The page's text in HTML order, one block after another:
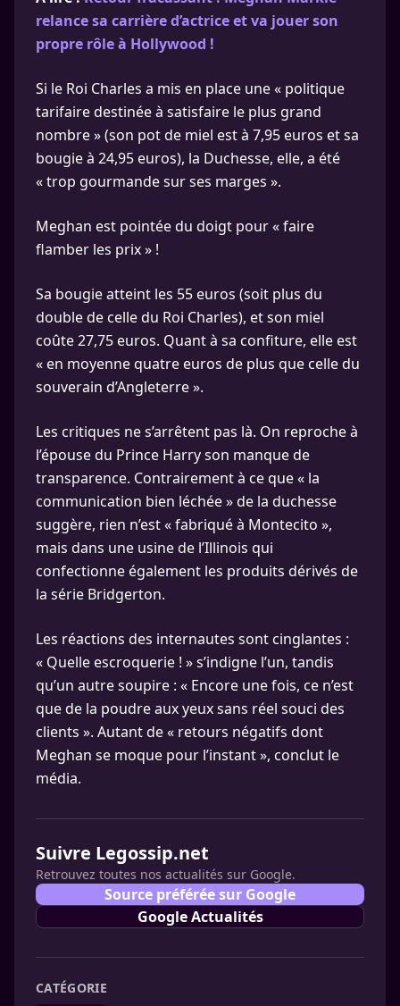
relance sa carrière d’actrice et va jouer son
propre rôle à Hollywood !
Si le Roi Charles a mis en place une « politique
tarifaire destinée à satisfaire le plus grand
nombre » (son pot de miel est à 7,95 euros et sa
bougie à 24,95 euros), la Duchesse, elle, a été
« trop gourmande sur ses marges ».
Meghan est pointée du doigt pour « faire
flamber les prix » !
Sa bougie atteint les 55 euros (soit plus du
double de celle du Roi Charles), et son miel
coûte 27,75 euros. Quant à sa confiture, elle est
« en moyenne quatre euros de plus que celle du
souverain d’Angleterre ».
Les critiques ne s’arrêtent pas là. On reproche à
l’épouse du Prince Harry son manque de
transparence. Contrairement à ce que « la
communication bien léchée » de la duchesse
suggère, rien n’est « fabriqué à Montecito »,
mais dans une usine de l’Illinois qui
confectionne également les produits dérivés de
la série Bridgerton.
Les réactions des internautes sont cinglantes :
« Quelle escroquerie ! » s’indigne l’un, tandis
qu’un autre soupire : « Encore une fois, ce n’est
que de la poudre aux yeux sans réel souci des
clients ». Autant de « retours négatifs dont
Meghan se moque pour l’instant », conclut le
média.
Suivre Legossip.net
Retrouvez toutes nos actualités sur Google.
Source préférée sur Google
Google Actualités
CATÉGORIE